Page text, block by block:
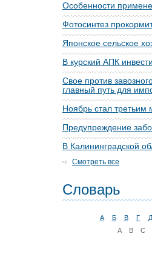
Особенности
Фотосинтез
Японское сельское
В курский АПК
Свое против
главный путь для
Ноябрь стал третьим
Предупреждение
В Калининградской
Смотреть все
Словарь
А Б В Г Д
A
B C